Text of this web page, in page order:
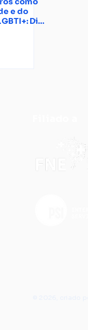
e do
Dia